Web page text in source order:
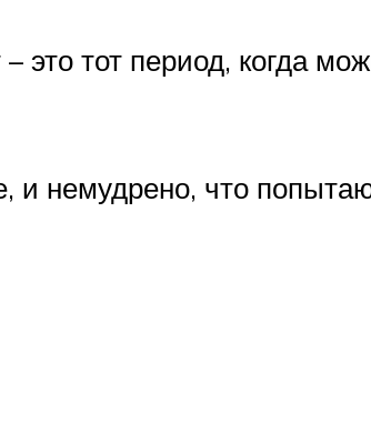
это тот период, когда
и немудрено, что